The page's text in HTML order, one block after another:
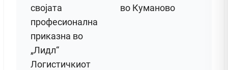
својата
професионална
приказна во
„Лидл“
Логистичкиот
во Куманово